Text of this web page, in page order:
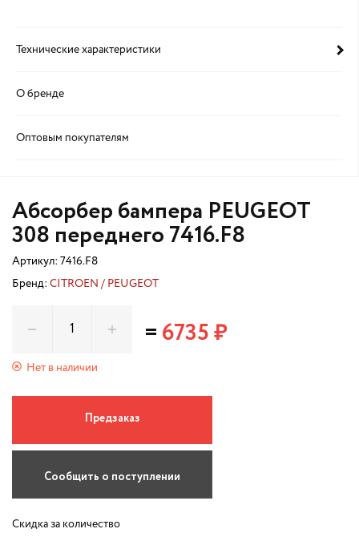
Технические характеристики
О бренде
Оптовым покупателям
Абсорбер бампера PEUGEOT
308 переднего 7416.F8
Артикул: 7416.F8
Бренд: CITROEN / PEUGEOT
Нет в наличии
=6735 ₽
Предзаказ
Сообщить о поступлении
Скидка за количество